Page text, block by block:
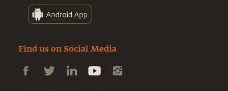
Find us on Social Media